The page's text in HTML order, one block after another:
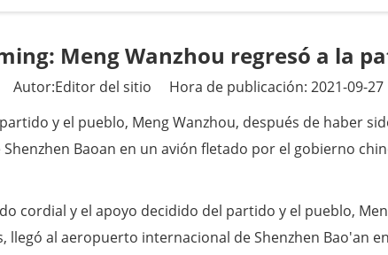
Meng Wanzhou regresó a la
Autor:Editor del sitio Hora de publicación: 2021-09-
y el pueblo, Meng Wanzhou, después de haber
Baoan en un avión fletado por el gobierno
cordial y el apoyo decidido del partido y el pueblo,
llegó al aeropuerto internacional de Shenzhen Bao'an